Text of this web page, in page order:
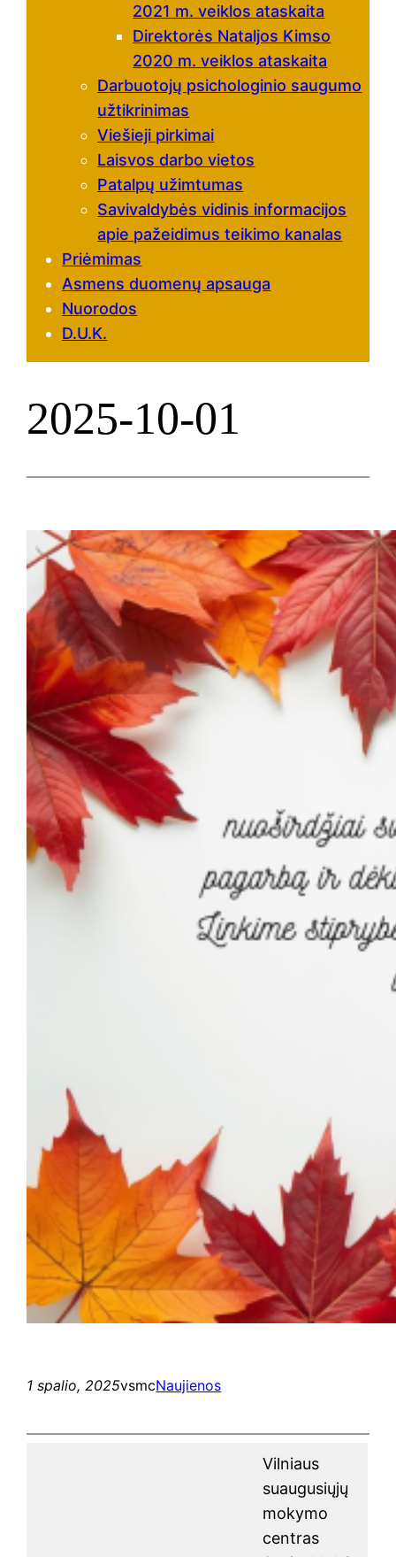
2021 m. veiklos ataskaita
Direktorės Nataljos Kimso
2020 m. veiklos ataskaita
Darbuotojų psichologinio saugumo
užtikrinimas
Viešieji pirkimai
Laisvos darbo vietos
Patalpų užimtumas
Savivaldybės vidinis informacijos
apie pažeidimus teikimo kanalas
Priėmimas
Asmens duomenų apsauga
Nuorodos
D.U.K.
2025-10-01
1 spalio, 2025vsmcNaujienos
Vilniaus
suaugusiųjų
mokymo
centras